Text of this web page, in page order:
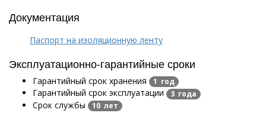
Документация
Паспорт на изоляционную ленту
Эксплуатационно-гарантийные сроки
Гарантийный срок хранения 1 год
Гарантийный срок эксплуатации 3 года
Срок службы 10 лет